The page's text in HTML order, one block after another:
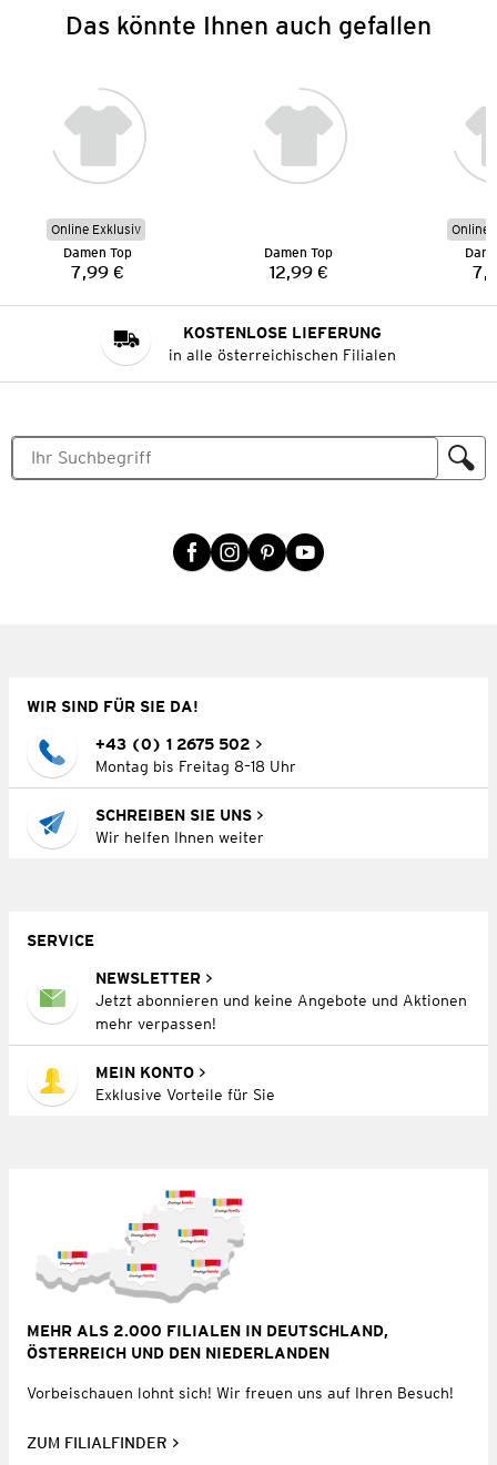
Das könnte Ihnen auch gefallen
Online Exklusiv
Damen Top
Preis:
7,99 €
Damen Top
Preis:
12,99 €
Online
KOSTENLOSE LIEFERUNG
in alle österreichischen Filialen
WIR SIND FÜR SIE DA!
+43 (0) 1 2675 502
Montag bis Freitag 8–18 Uhr
SCHREIBEN SIE UNS
Wir helfen Ihnen weiter
SERVICE
NEWSLETTER
Jetzt abonnieren und keine Angebote und Aktionen
mehr verpassen!
MEIN KONTO
Exklusive Vorteile für Sie
MEHR ALS 2.000 FILIALEN IN DEUTSCHLAND,
ÖSTERREICH UND DEN NIEDERLANDEN
Vorbeischauen lohnt sich! Wir freuen uns auf Ihren Besuch!
ZUM FILIALFINDER